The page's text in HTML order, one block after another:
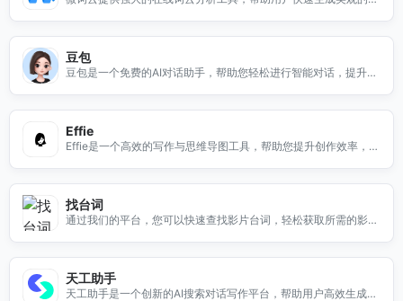
豆包
豆包是一个免费的AI对话助手，帮助您轻松进行智能对话，提升沟
Effie
Effie是一个高效的写作与思维导图工具，帮助您提升创作效率，激
找台词
通过我们的平台，您可以快速查找影片台词，轻松获取所需的影片
天工助手
天工助手是一个创新的AI搜索对话写作平台，帮助用户高效生成优